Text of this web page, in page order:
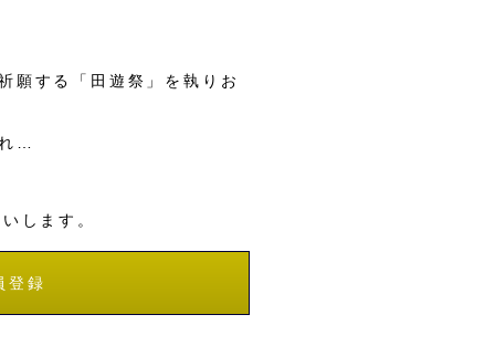
願する「田遊祭」を執りお
…
します。
登録